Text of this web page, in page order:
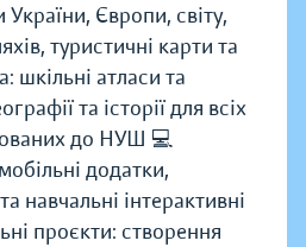
Європи, світу,
туристичні карти та
шкільні атласи та
та історії для всіх
до НУШ 💻
додатки,
навчальні інтерактивні
проєкти: створення